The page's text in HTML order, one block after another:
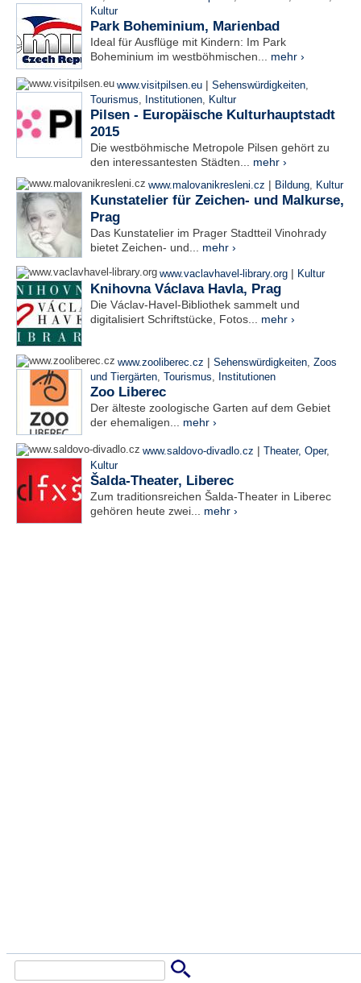
Kultur
Park Boheminium, Marienbad
Ideal für Ausflüge mit Kindern: Im Park
Boheminium im westböhmischen... mehr ›
www.visitpilsen.eu | Sehenswürdigkeiten,
Tourismus, Institutionen, Kultur
Pilsen - Europäische Kulturhauptstadt
2015
Die westböhmische Metropole Pilsen gehört zu
den interessantesten Städten... mehr ›
www.malovanikresleni.cz | Bildung, Kultur
Kunstatelier für Zeichen- und Malkurse,
Prag
Das Kunstatelier im Prager Stadtteil Vinohrady
bietet Zeichen- und... mehr ›
www.vaclavhavel-library.org | Kultur
Knihovna Václava Havla, Prag
Die Václav-Havel-Bibliothek sammelt und
digitalisiert Schriftstücke, Fotos... mehr ›
www.zooliberec.cz | Sehenswürdigkeiten, Zoos
und Tiergärten, Tourismus, Institutionen
Zoo Liberec
Der älteste zoologische Garten auf dem Gebiet
der ehemaligen... mehr ›
www.saldovo-divadlo.cz | Theater, Oper,
Kultur
Šalda-Theater, Liberec
Zum traditionsreichen Šalda-Theater in Liberec
gehören heute zwei... mehr ›